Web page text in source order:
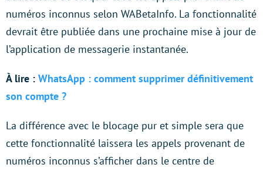
numéros inconnus selon WABetaInfo. La fonctionnalité
devrait être publiée dans une prochaine mise à jour de
l’application de messagerie instantanée.
À lire : WhatsApp : comment supprimer définitivement
son compte ?
La différence avec le blocage pur et simple sera que
cette fonctionnalité laissera les appels provenant de
numéros inconnus s’afficher dans le centre de